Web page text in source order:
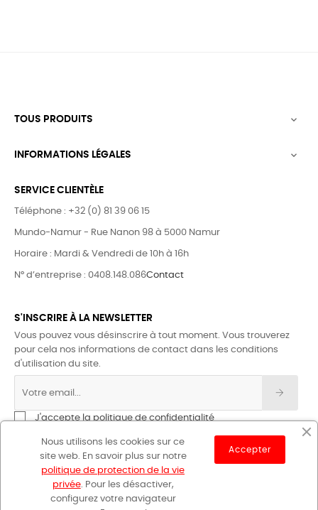
TOUS PRODUITS 
INFORMATIONS LÉGALES 
SERVICE CLIENTÈLE
Téléphone : +32 (0) 81 39 06 15
Mundo-Namur - Rue Nanon 98 à 5000 Namur
Horaire : Mardi & Vendredi de 10h à 16h
N° d’entreprise : 0408.148.086Contact
S'INSCRIRE À LA NEWSLETTER
Vous pouvez vous désinscrire à tout moment. Vous trouverez
pour cela nos informations de contact dans les conditions
d'utilisation du site.
J'accepte la politique de confidentialité
Nous utilisons les cookies sur ce
site web. En savoir plus sur notre
politique de protection de la vie
privée. Pour les désactiver,
configurez votre navigateur
Accepter